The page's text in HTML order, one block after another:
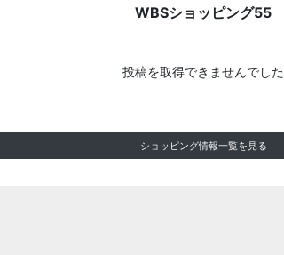
WBSショッピング55
投稿を取得できませんでした
ショッピング情報一覧を見る